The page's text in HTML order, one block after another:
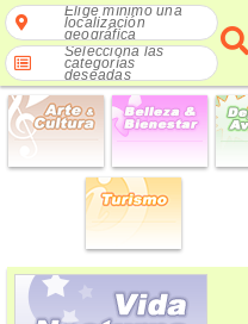
Elige mínimo una
localización
geográfica
Selecciona las
categorías
deseadas